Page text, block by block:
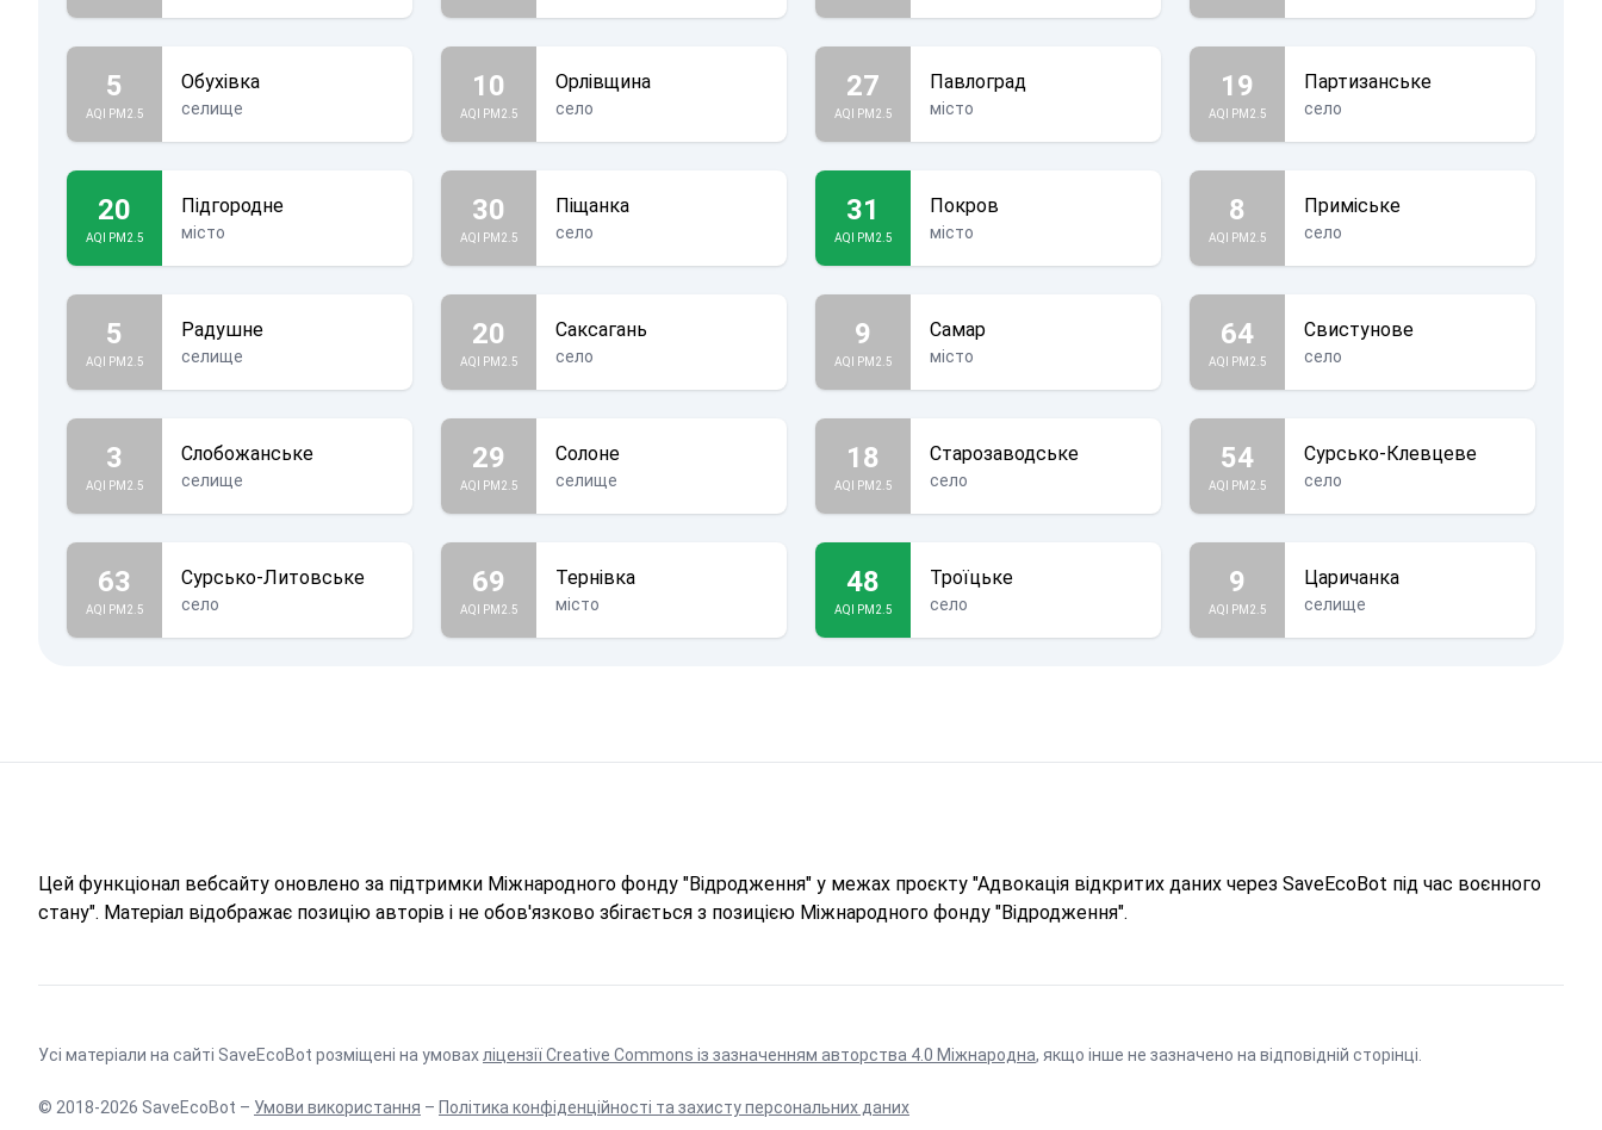
5
AQI PM2.5
Обухівка
селище
10
AQI PM2.5
Орлівщина
село
27
AQI PM2.5
Павлоград
місто
19
AQI PM2.5
Партизанське
село
20
AQI PM2.5
Підгородне
місто
30
AQI PM2.5
Піщанка
село
31
AQI PM2.5
Покров
місто
8
AQI PM2.5
Приміське
село
5
AQI PM2.5
Радушне
селище
20
AQI PM2.5
Саксагань
село
9
AQI PM2.5
Самар
місто
64
AQI PM2.5
Свистунове
село
3
AQI PM2.5
Слобожанське
селище
29
AQI PM2.5
Солоне
селище
18
AQI PM2.5
Старозаводське
село
54
AQI PM2.5
Сурсько-Клевцеве
село
63
AQI PM2.5
Сурсько-Литовське
село
69
AQI PM2.5
Тернівка
місто
48
AQI PM2.5
Троїцьке
село
9
AQI PM2.5
Царичанка
селище
Цей функціонал вебсайту оновлено за підтримки Міжнародного фонду "Відродження" у межах проєкту "Адвокація відкритих даних через SaveEcoBot під час воєнного
стану". Матеріал відображає позицію авторів і не обов'язково збігається з позицією Міжнародного фонду "Відродження".
Усі матеріали на сайті SaveEcoBot розміщені на умовахліцензії Creative Commons із зазначенням авторства 4.0 Міжнародна, якщо інше не зазначено на відповідній сторінці.
© 2018-2026 SaveEcoBot – Умови використання – Політика конфіденційності та захисту персональних даних